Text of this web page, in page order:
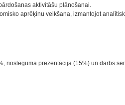
aktivitāšu plānošanai.
aprēķinu veikšana, izmantojot
noslēguma prezentācija (15%) un darbs